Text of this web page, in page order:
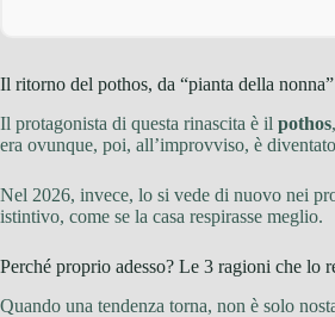
Il ritorno del pothos, da “pianta della
Il protagonista di questa rinascita è il pothos
era ovunque, poi, all’improvviso, è
Nel 2026, invece, lo si vede di nuovo nei
istintivo, come se la casa respirasse meglio.
Perché proprio adesso? Le 3 ragioni che lo
Quando una tendenza torna, non è solo